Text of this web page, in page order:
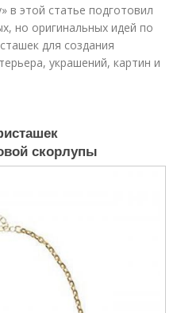
в этой статье подготовил
но оригинальных идей по
для создания
украшений, картин и
скорлупы